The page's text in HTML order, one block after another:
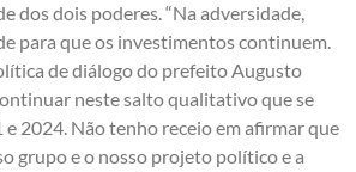
dos dois poderes. “Na adversidade,
para que os investimentos continuem.
de diálogo do prefeito Augusto
neste salto qualitativo que se
2024. Não tenho receio em afirmar que
grupo e o nosso projeto político e a